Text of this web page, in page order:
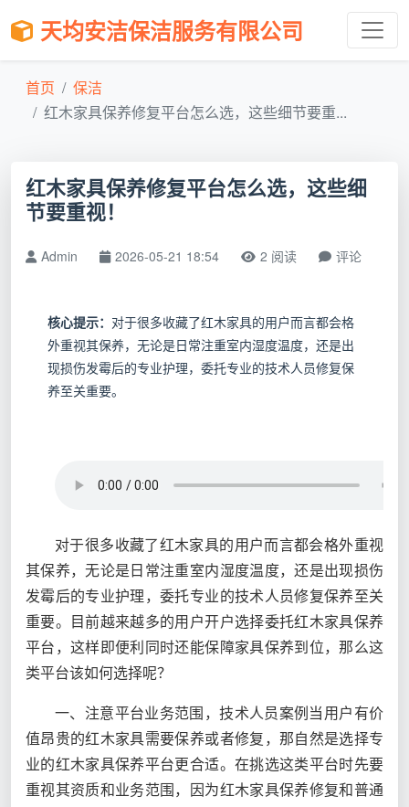
天均安洁保洁服务有限公司
首页
保洁
红木家具保养修复平台怎么选，这些细节要重...
红木家具保养修复平台怎么选，这些细
节要重视！
Admin 2026-05-21 18:54 2 阅读 评论
核心提示： 对于很多收藏了红木家具的用户而言都会格
外重视其保养，无论是日常注重室内湿度温度，还是出
现损伤发霉后的专业护理，委托专业的技术人员修复保
养至关重要。
对于很多收藏了红木家具的用户而言都会格外重视
其保养，无论是日常注重室内湿度温度，还是出现损伤
发霉后的专业护理，委托专业的技术人员修复保养至关
重要。目前越来越多的用户开户选择委托红木家具保养
平台，这样即便利同时还能保障家具保养到位，那么这
类平台该如何选择呢？
一、注意平台业务范围，技术人员案例当用户有价
值昂贵的红木家具需要保养或者修复，那自然是选择专
业的红木家具保养平台更合适。在挑选这类平台时先要
重视其资质和业务范围，因为红木家具保养修复和普通